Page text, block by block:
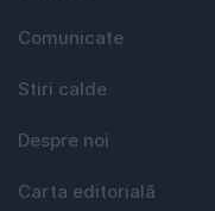
Comunicate
Stiri calde
Despre noi
Carta editorială